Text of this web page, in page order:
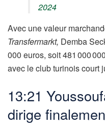
2024
Avec une valeur
Transfermarkt, Demba
000 euros, soit 481 000
avec le club turinois court
13:21
dirige